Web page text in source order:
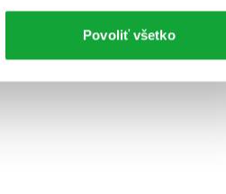
Povoliť všetko